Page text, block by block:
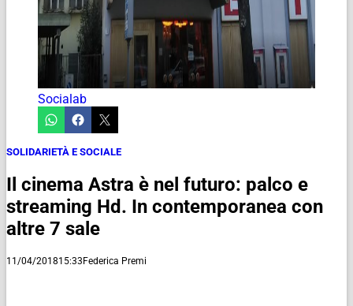
Socialab
SOLIDARIETÀ E SOCIALE
Il cinema Astra è nel futuro: palco e
streaming Hd. In contemporanea con
altre 7 sale
11/04/201815:33Federica Premi